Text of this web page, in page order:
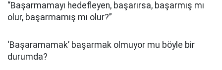
“Başarmamayı hedefleyen, başarırsa, başarmış mı
olur, başarmamış mı olur?”
‘Başaramamak’ başarmak olmuyor mu böyle bir
durumda?